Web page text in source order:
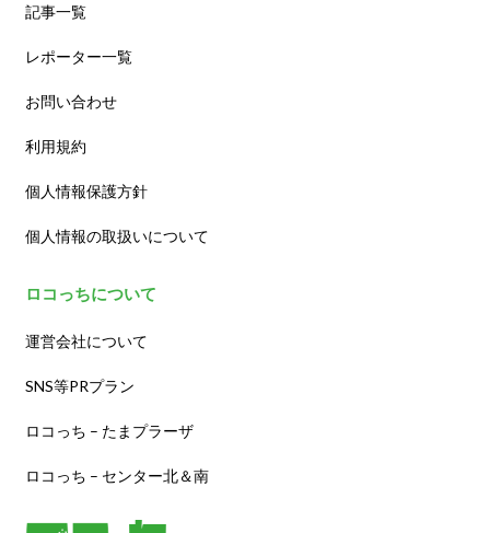
記事一覧
レポーター一覧
お問い合わせ
利用規約
個人情報保護方針
個人情報の取扱いについて
ロコっちについて
運営会社について
SNS等PRプラン
ロコっち – たまプラーザ
ロコっち – センター北＆南